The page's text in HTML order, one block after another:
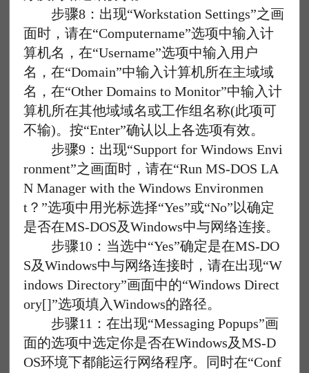
步骤8：出现“Workstation Settings”之画
面时，请在“Computername”选项中输入计
算机名，在“Username”选项中输入用户
名，在“Domain”中输入计算机所在主域域
名，在“Other Domains to Monitor”中输入计
算机所在其他域域名或工作组名称(此项可
不输)。按“Enter”确认以上各选项有效。
步骤9：出现“Support for Windows Envi
ronment”之画面时，请在“Run MS-DOS LA
N Manager with the Windows Environmen
t？”选项中用光标选择“Yes”或“No”以确定
是否在MS-DOS及Windows中与网络连接。
步骤10：当选中“Yes”确定是在MS-DO
S及Windows中与网络连接时，请在出现“W
indows Directory”画面中的“Windows Direct
ory[]”选项填入Windows的路径。
步骤11：在出现“Messaging Popups”画
面的选项中选定你是否在Windows及MS-D
OS环境下都能运行网络程序。同时在“Conf